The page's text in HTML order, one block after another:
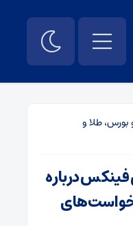
بورس، طلا و
فینکس درباره